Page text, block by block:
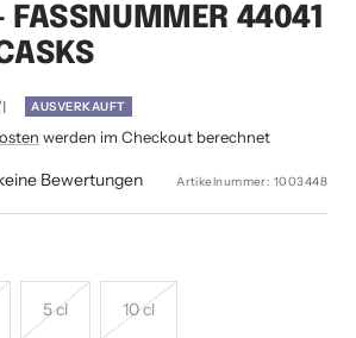
FASSNUMMER 44041
l AUSVERKAUFT
werden im Checkout berechnet
Bewertungen Artikelnummer: 1003448
5 cl 10 cl